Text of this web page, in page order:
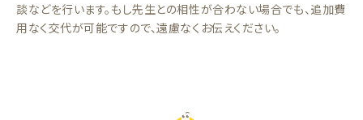
談などを行います。もし先生との相性が合わない場合でも、追加費
用なく交代が可能ですので、遠慮なくお伝えください。